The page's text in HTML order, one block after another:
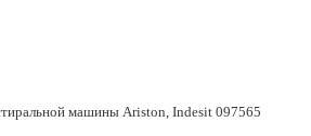
машины Ariston, Indesit 097565